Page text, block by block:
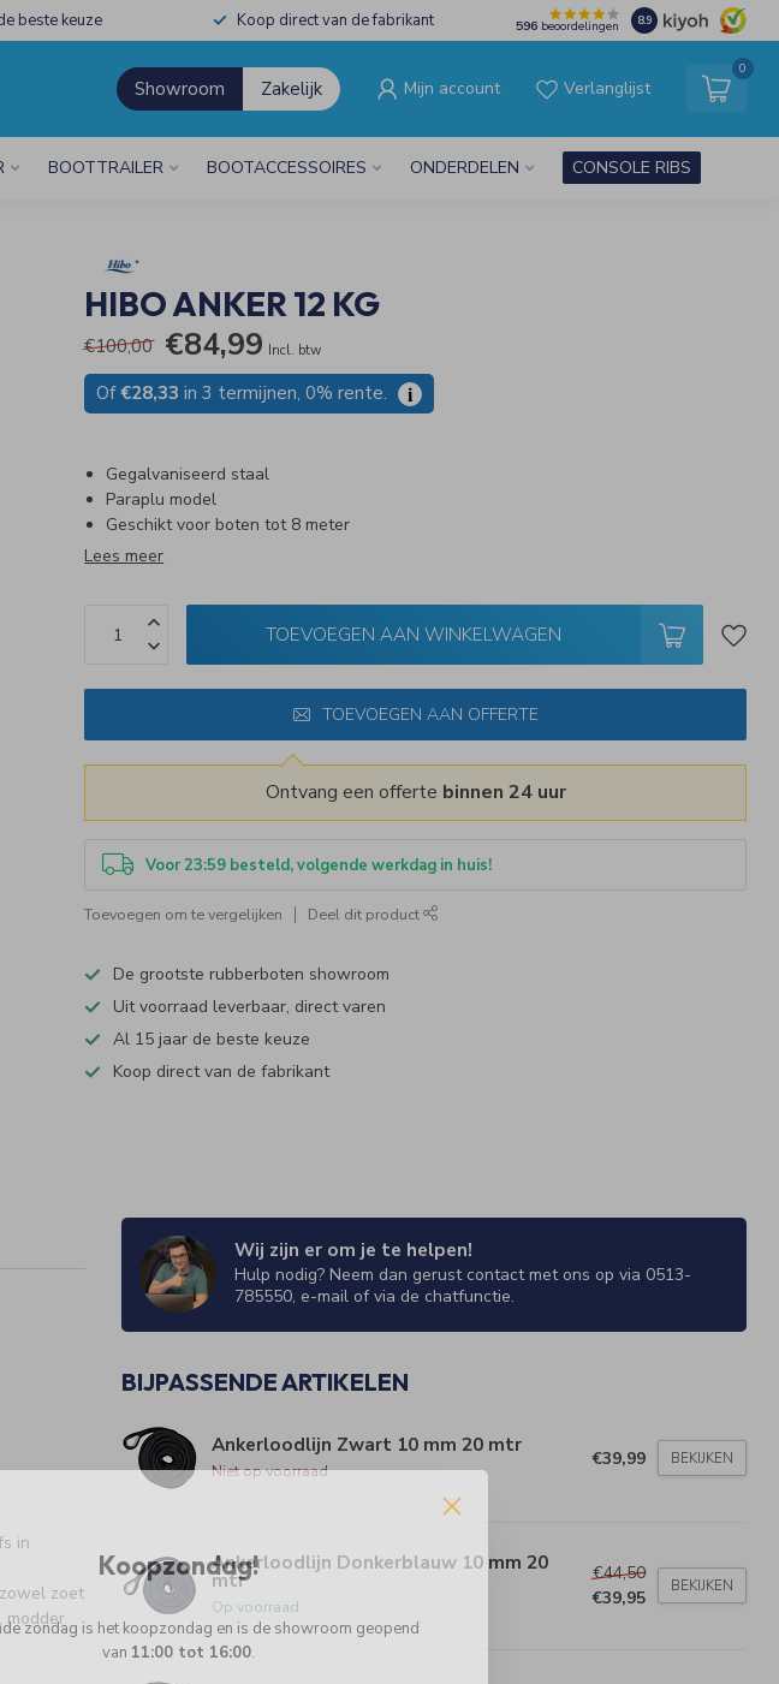
beste keuze Koop direct van de fabrikant 596 beoordelingen 8.9
Showroom Zakelijk Mijn account Verlanglijst
0
BOOTTRAILER BOOTACCESSOIRES ONDERDELEN CONSOLE RIBS
HIBO ANKER 12 KG
€100,00 €84,99 Incl. btw
Of€28,33 in 3 termijnen, 0% rente. i
Gegalvaniseerd staal
Paraplu model
Geschikt voor boten tot 8 meter
Lees meer
TOEVOEGEN AAN WINKELWAGEN
TOEVOEGEN AAN OFFERTE
Ontvang een offerte binnen 24 uur
Voor 23:59 besteld, volgende werkdag in huis!
Toevoegen om te vergelijken Deel dit product
De grootste rubberboten showroom
Uit voorraad leverbaar, direct varen
Al 15 jaar de beste keuze
Koop direct van de fabrikant
in
zoet
modder
Wij zijn er om je te helpen!
Hulp nodig? Neem dan gerust contact met ons op via 0513-
785550, e-mail of via de chatfunctie.
BIJPASSENDE ARTIKELEN
Ankerloodlijn Zwart 10 mm 20 mtr
Niet op voorraad
€39,99 BEKIJKEN
Ankerloodlijn Donkerblauw 10 mm 20
mtr
Op voorraad
€44,50
€39,95
BEKIJKEN
Koopzondag!
zondag is het koopzondag en is de showroom geopend
van 11:00 tot 16:00.